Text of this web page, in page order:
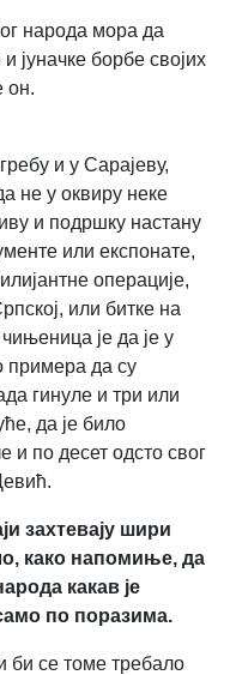
народа мора да
јуначке борбе својих
он.
и у Сарајеву,
не у оквиру неке
и подршку настану
или експонате,
операције,
или битке на
је да је у
примера да су
гинуле и три или
да је било
и по десет одсто свог
захтевају шири
како напомиње, да
какав је
по поразима.
би се томе требало